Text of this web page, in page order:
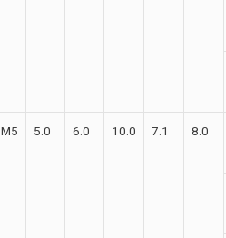
М5 5.0 6.0 10.0 7.1 8.0